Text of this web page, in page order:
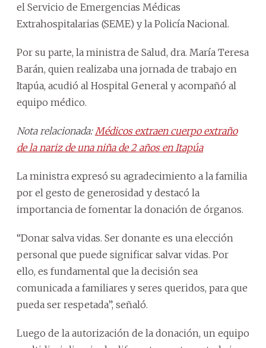
el Servicio de Emergencias Médicas
Extrahospitalarias (SEME) y la Policía Nacional.
Por su parte, la ministra de Salud, dra. María Teresa
Barán, quien realizaba una jornada de trabajo en
Itapúa, acudió al Hospital General y acompañó al
equipo médico.
Nota relacionada: Médicos extraen cuerpo extraño
de la nariz de una niña de 2 años en Itapúa
La ministra expresó su agradecimiento a la familia
por el gesto de generosidad y destacó la
importancia de fomentar la donación de órganos.
“Donar salva vidas. Ser donante es una elección
personal que puede significar salvar vidas. Por
ello, es fundamental que la decisión sea
comunicada a familiares y seres queridos, para que
pueda ser respetada”, señaló.
Luego de la autorización de la donación, un equipo